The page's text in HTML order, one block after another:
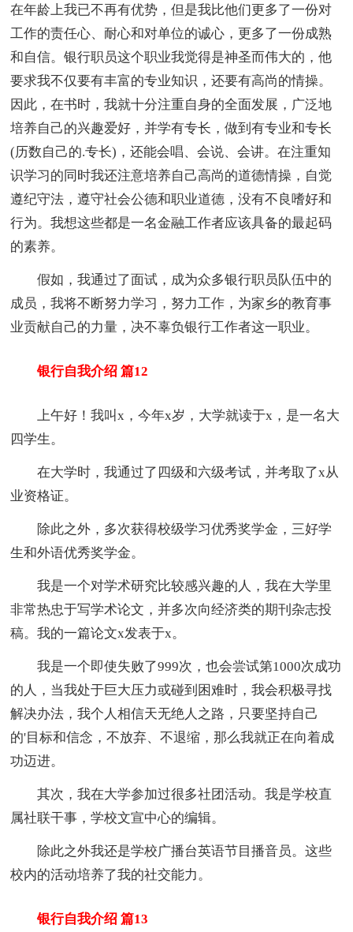
在年龄上我已不再有优势，但是我比他们更多了一份对
工作的责任心、耐心和对单位的诚心，更多了一份成熟
和自信。银行职员这个职业我觉得是神圣而伟大的，他
要求我不仅要有丰富的专业知识，还要有高尚的情操。
因此，在书时，我就十分注重自身的全面发展，广泛地
培养自己的兴趣爱好，并学有专长，做到有专业和专长
(历数自己的.专长)，还能会唱、会说、会讲。在注重知
识学习的同时我还注意培养自己高尚的道德情操，自觉
遵纪守法，遵守社会公德和职业道德，没有不良嗜好和
行为。我想这些都是一名金融工作者应该具备的最起码
的素养。
假如，我通过了面试，成为众多银行职员队伍中的
成员，我将不断努力学习，努力工作，为家乡的教育事
业贡献自己的力量，决不辜负银行工作者这一职业。
银行自我介绍 篇12
上午好！我叫x，今年x岁，大学就读于x，是一名大
四学生。
在大学时，我通过了四级和六级考试，并考取了x从
业资格证。
除此之外，多次获得校级学习优秀奖学金，三好学
生和外语优秀奖学金。
我是一个对学术研究比较感兴趣的人，我在大学里
非常热忠于写学术论文，并多次向经济类的期刊杂志投
稿。我的一篇论文x发表于x。
我是一个即使失败了999次，也会尝试第1000次成功
的人，当我处于巨大压力或碰到困难时，我会积极寻找
解决办法，我个人相信天无绝人之路，只要坚持自己
的'目标和信念，不放弃、不退缩，那么我就正在向着成
功迈进。
其次，我在大学参加过很多社团活动。我是学校直
属社联干事，学校文宣中心的编辑。
除此之外我还是学校广播台英语节目播音员。这些
校内的活动培养了我的社交能力。
银行自我介绍 篇13